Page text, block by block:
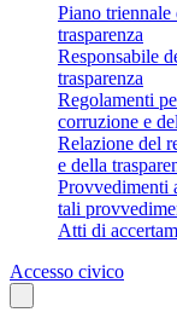
Piano triennale
trasparenza
Responsabile
trasparenza
Regolamenti
corruzione e
Relazione del
e della
Provvedimenti
tali
Atti di
Accesso civico